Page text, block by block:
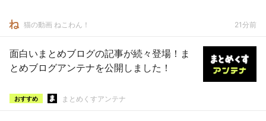
猫の動画 ねこわん！ 21分前
面白いまとめブログの記事が続々登場！ま
とめブログアンテナを公開しました！
おすすめ まとめくすアンテナ